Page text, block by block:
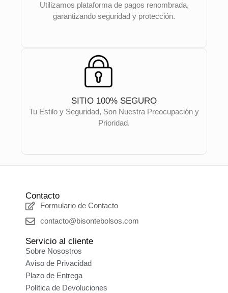
Utilizamos plataforma de pagos renombrada,
garantizando seguridad y protección.
SITIO 100% SEGURO
Tu Estilo y Seguridad, Son Nuestra Preocupación y
Prioridad.
Contacto
Formulario de Contacto
contacto@bisontebolsos.com
Servicio al cliente
Sobre Nosostros
Aviso de Privacidad
Plazo de Entrega
Política de Devoluciones